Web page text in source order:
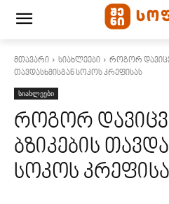
მთავარი სიახლეები
როგორ
თავდასხმისგან სოკოს კრეფისას
სიახლეები
როგორ
ბზიკების
სოკოს